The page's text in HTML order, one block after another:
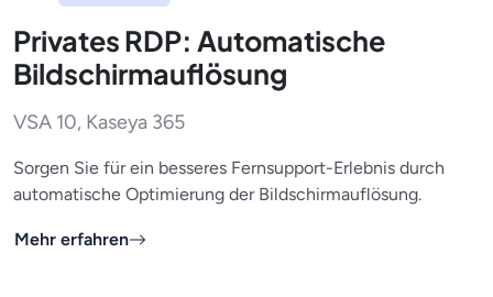
Privates RDP: Automatische
Bildschirmauflösung
VSA 10, Kaseya 365
Sorgen Sie für ein besseres Fernsupport-Erlebnis durch
automatische Optimierung der Bildschirmauflösung.
Mehr erfahren